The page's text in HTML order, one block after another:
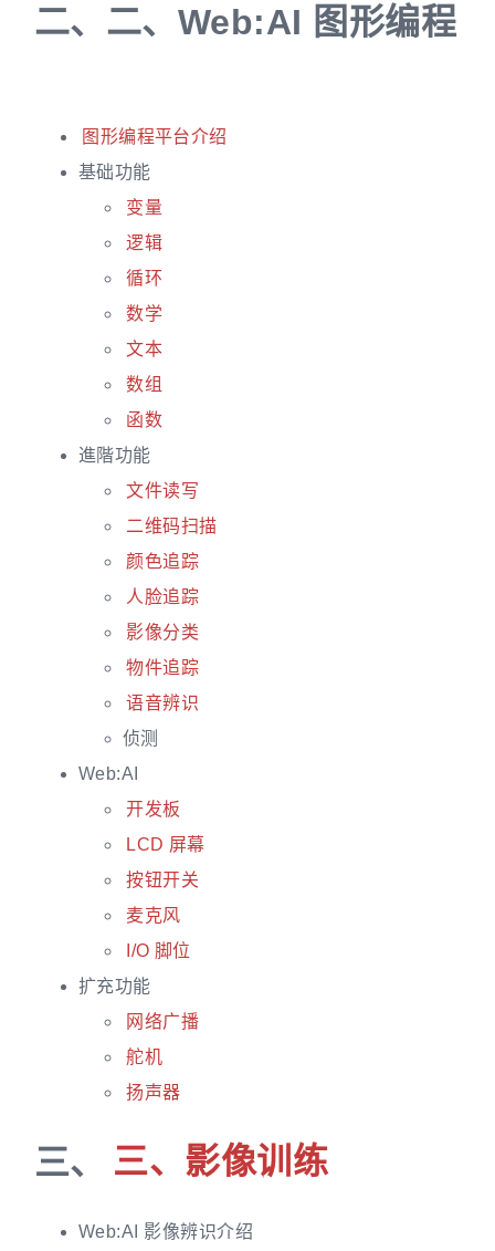
二、 二、Web:AI 图形编程
图形编程平台介绍
基础功能
变量
逻辑
循环
数学
文本
数组
函数
進階功能
文件读写
二维码扫描
颜色追踪
人脸追踪
影像分类
物件追踪
语音辨识
侦测
Web:AI
开发板
LCD 屏幕
按钮开关
麦克风
I/O 脚位
扩充功能
网络广播
舵机
扬声器
三、 三、影像训练
Web:AI 影像辨识介绍